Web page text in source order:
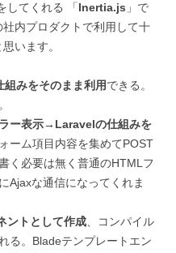
してくれる 「Inertia.js 」で
内プロダクトで利用して十
います。
みをそのまま利用できる。
ー表示→Laravelの仕組みを
ーム項目内容を集めてPOST
く必要は無く普通のHTMLフ
Ajaxな通信になってくれま
ントとして作成 、コンパイル
る。Bladeテンプレートエン